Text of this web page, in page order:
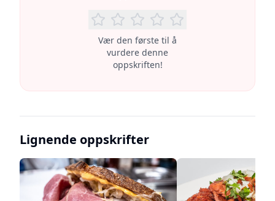
Vær den første til å
vurdere denne
oppskriften!
Lignende oppskrifter